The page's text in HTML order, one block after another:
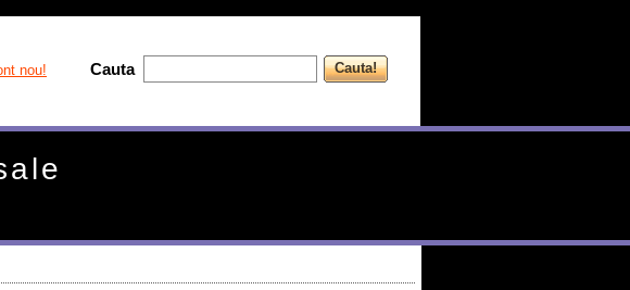
nou! Cauta